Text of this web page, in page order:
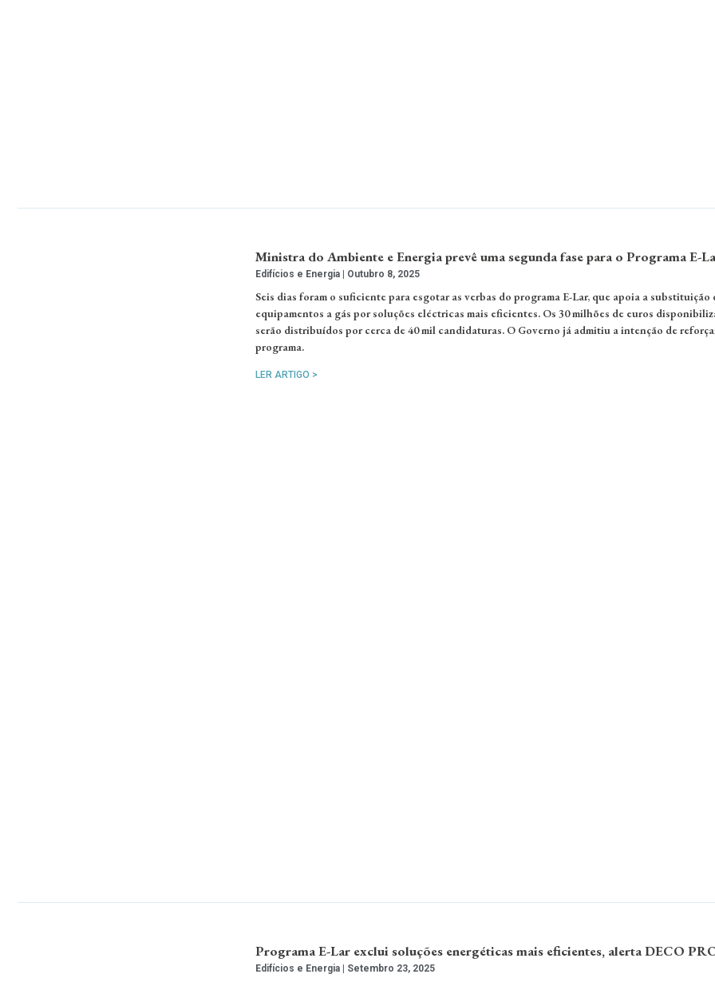
Ministra do Ambiente e Energia prevê uma segunda fase para o Programa E-
Edifícios e Energia Outubro 8, 2025
Seis dias foram o suficiente para esgotar as verbas do programa E-Lar, que apoia a substituição
equipamentos a gás por soluções eléctricas mais eficientes. Os 30 milhões de euros
serão distribuídos por cerca de 40 mil candidaturas. O Governo já admitiu a intenção de
programa.
LER ARTIGO >
Programa E-Lar exclui soluções energéticas mais eficientes, alerta DECO
Edifícios e Energia Setembro 23, 2025